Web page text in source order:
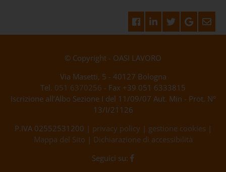
© Copyright - OASI LAVORO
Via Masetti, 5 - 40127 Bologna
Tel. 051 6370256 - Fax +39 051 6333815
Iscrizione all’Albo Sezione I del 11/09/07 Aut. Min - Prot. N°
13/I/21126
P.IVA 02552531200 | privacy policy | gestione cookies |
Mappa del Sito | Dichiarazione di accessibilità
Seguici su: